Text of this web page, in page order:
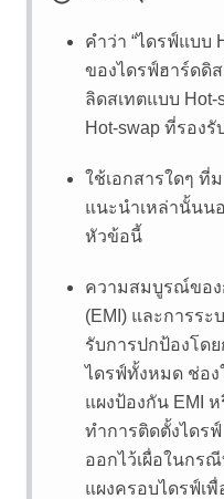
คำว่า ไดรฟ์แบบ
ของไดรฟ์ฮาร์ดดิ
ลิดสเทตแบบ Hot-
Hot-swap ที่รอง
ใช้เอกสารใดๆ ที่
แนะนำเหล่านั้นน
หัวข้อนี้
ความสมบูรณ์ของ
(EMI) และการระ
รับการปกป้องโด
ไดรฟ์ทั้งหมด ช่อง
แผงป้องกัน EMI
ทำการติดตั้งไดร
ออกไว้เผื่อในกร
แผงครอบไดรฟ์เพื่